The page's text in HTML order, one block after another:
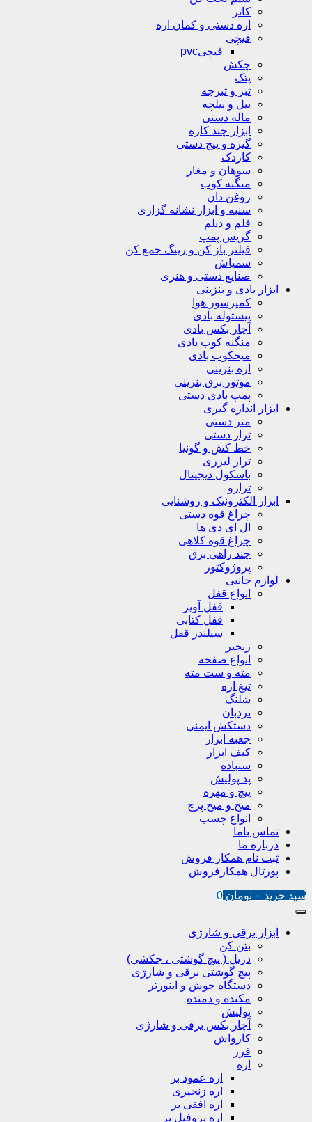
کاتر
اره دستی و کمان اره
قیچی
قیچیpvc
چکش
پتک
تبر و تبرچه
بیل و بیلچه
ماله دستی
ابزار چند کاره
گیره و پیج دستی
کاردک
سوهان و مغار
منگنه کوب
روغن دان
سنبه و ابزار نشانه گزاری
قلم و دیلم
گریس پمپ
فیلتر باز کن و رینگ جمع کن
سمپاش
صنایع دستی و هنری
ابزار بادی و بنزینی
کمپرسور هوا
پیستوله بادی
آچار بکس بادی
منگنه کوب بادی
میخکوب بادی
اره بنزینی
موتور برق بنزینی
پمپ بادی دستی
ابزار اندازه گیری
متر دستی
تراز دستی
خط کش و گونیا
تراز لیزری
باسکول دیجیتال
ترازو
ابزار الکترونیک و روشنایی
چراغ قوه دستی
ال ای دی ها
چراغ قوه کلاهی
چند راهی برق
پروژوکتور
لوازم جانبی
انواع قفل
قفل آویز
قفل کتابی
سیلندر قفل
زنجیر
انواع صفحه
مته و ست مته
تیغ اره
شلنگ
نردبان
دستکش ایمنی
جعبه ابزار
کیف ابزار
سنباده
پد پولیش
پیچ و مهره
میخ و میخ پرچ
انواع چسب
تماس باما
درباره ما
ثبت نام همکار فروش
پورتال همکارفروش
سبد خرید ۰ تومان 0
ابزار برقی و شارژی
بتن کن
دریل ( پیچ گوشتی ، چکشی)
پیچ گوشتی برقی و شارژی
دستگاه جوش و اینورتر
مکنده و دمنده
پولیش
آچار بکس برقی و شارژی
کارواش
فرز
اره
اره عمود بر
اره زنجیری
اره افقی بر
اره پروفیل پر